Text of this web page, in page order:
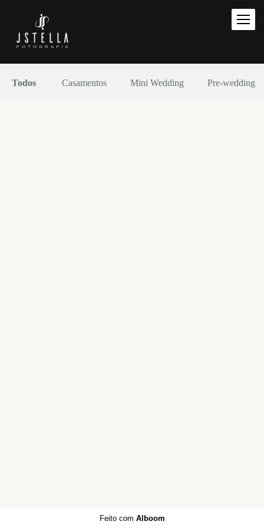
Todos Casamentos Mini Wedding Pre-wedding
Feito com Alboom